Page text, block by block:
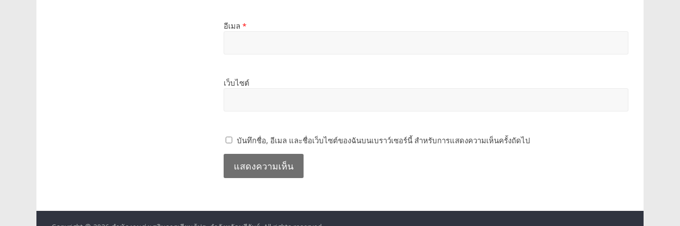
อีเมล *
เว็บไซต์
บันทึกชื่อ, อีเมล และชื่อเว็บไซต์ของฉันบนเบราว์เซอร์นี้ สำหรับการแสดงความเห็นครั้งถัดไป